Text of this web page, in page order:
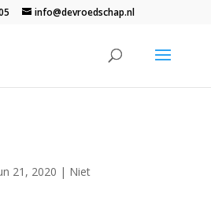
info@devroedschap.nl
21, 2020 | Niet